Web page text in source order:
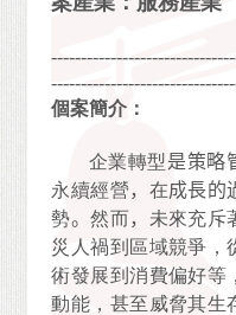
個案簡介：
企業轉型是策略
永續經營， 在成長的
勢。然而， 未來充斥
災人禍到區域競爭，
術發展到消費偏好等
動能，甚至威脅其生